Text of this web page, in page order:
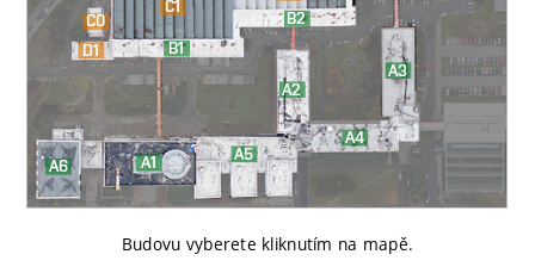
Budovu vyberete kliknutím na mapě.